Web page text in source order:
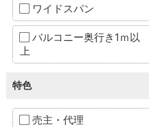
ワイドスパン
バルコニー奥行き1ｍ以
上
特色
売主・代理